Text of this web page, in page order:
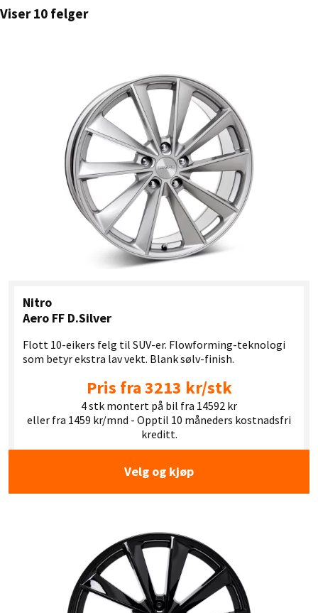
Viser 10 felger
Nitro
Aero FF D.Silver
Flott 10-eikers felg til SUV-er. Flowforming-teknologi
som betyr ekstra lav vekt. Blank sølv-finish.
Pris fra 3213 kr/stk
4 stk montert på bil fra 14592 kr
eller fra 1459 kr/mnd - Opptil 10 måneders kostnadsfri
kreditt.
Velg og kjøp